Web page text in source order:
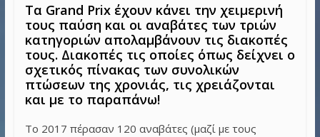
Τα Grand Prix έχουν κάνει την χειμερινή
τους παύση και οι αναβάτες των τριών
κατηγοριών απολαμβάνουν τις διακοπές
τους. Διακοπές τις οποίες όπως δείχνει ο
σχετικός πίνακας των συνολικών
πτώσεων της χρονιάς, τις χρειάζονται
και με το παραπάνω!
Το 2017 πέρασαν 120 αναβάτες (μαζί με τους